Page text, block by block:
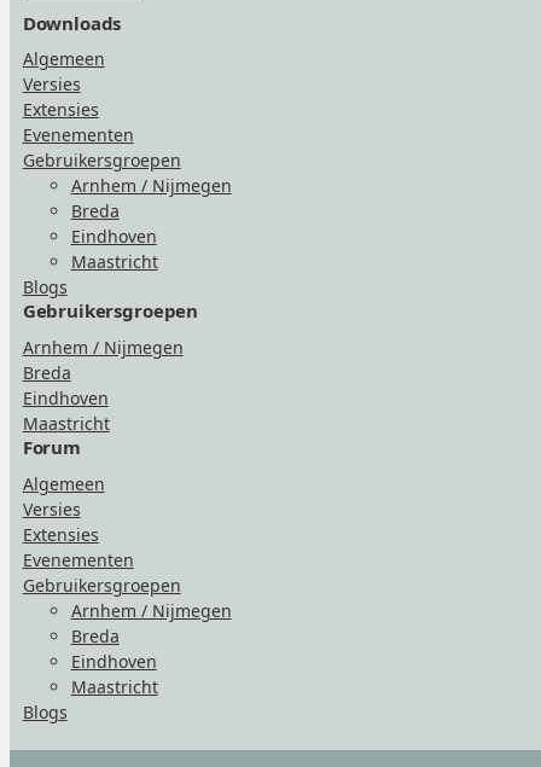
Downloads
Algemeen
Versies
Extensies
Evenementen
Gebruikersgroepen
Arnhem / Nijmegen
Breda
Eindhoven
Maastricht
Blogs
Gebruikersgroepen
Arnhem / Nijmegen
Breda
Eindhoven
Maastricht
Forum
Algemeen
Versies
Extensies
Evenementen
Gebruikersgroepen
Arnhem / Nijmegen
Breda
Eindhoven
Maastricht
Blogs